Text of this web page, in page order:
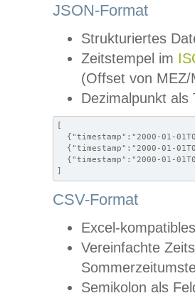
JSON-Format
Strukturiertes
Zeitstempel im
(Offset von MEZ/
Dezimalpunkt als
[
{"timestamp":"2000-01-
{"timestamp":"2000-01-
{"timestamp":"2000-01-
]
CSV-Format
Excel-
Vereinfachte
Semikolon als